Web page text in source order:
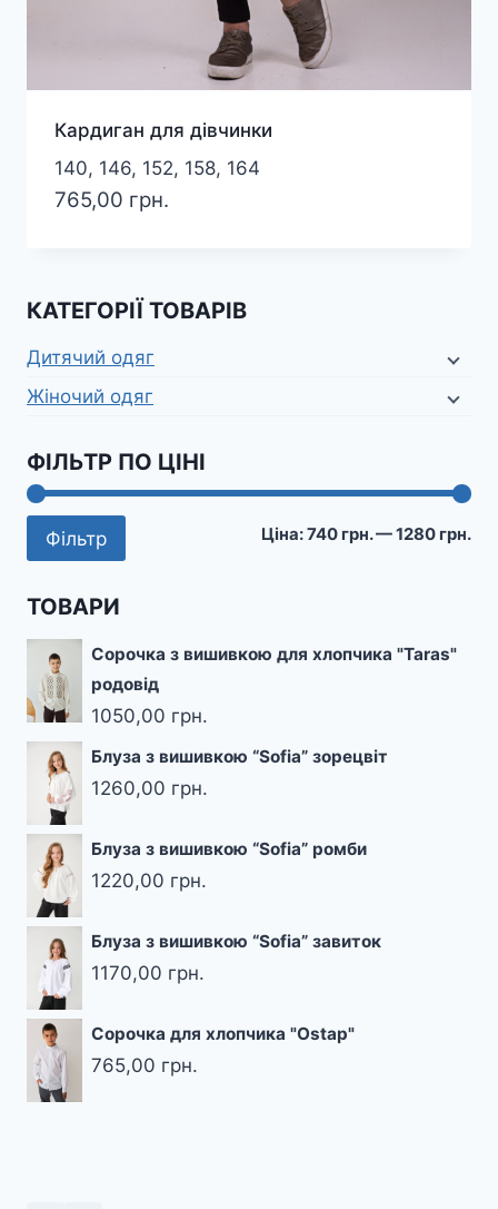
Кардиган для дівчинки
140, 146, 152, 158, 164
765,00 грн.
КАТЕГОРІЇ ТОВАРІВ
Дитячий одяг
Жіночий одяг
ФІЛЬТР ПО ЦІНІ
Фільтр Ціна:740 грн.—1280 грн.
ТОВАРИ
Сорочка з вишивкою для хлопчика "Taras"
родовід
1050,00 грн.
Блуза з вишивкою “Sofia” зорецвіт
1260,00 грн.
Блуза з вишивкою “Sofia” ромби
1220,00 грн.
Блуза з вишивкою “Sofia” завиток
1170,00 грн.
Сорочка для хлопчика "Ostap"
765,00 грн.